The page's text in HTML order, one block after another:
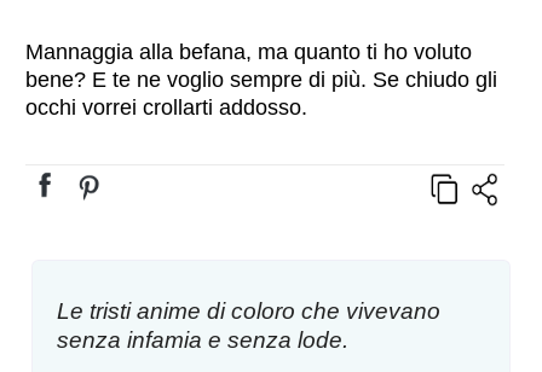
Mannaggia alla befana, ma quanto ti ho voluto
bene? E te ne voglio sempre di più. Se chiudo gli
occhi vorrei crollarti addosso.
Le tristi anime di coloro che vivevano
senza infamia e senza lode.